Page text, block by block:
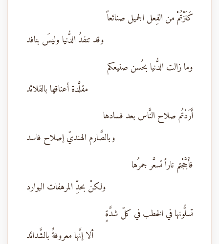
كَنَزْتُمْ من الفِعل الجميل صنائعاً
وقد تنفدُ الدُّنيا وليسَ بنافد
وما زالت الدُّنيا بحُسن صنيعكم
مقلَّدة أعناقها بالقلائد
أَرَدْتُم صلاح النَّاس بعد فسادها
وبالصَّارم الهنديّ إصلاح فاسد
فأَجَّجْتم ناراً تسعَّر جمرُها
ولكنْ بحدِّ المرهفات البوارد
تسلُّونها في الخطب في كلّ شدَّةٍ
ألا إنَّها معروفةٌ بالشَّدائد